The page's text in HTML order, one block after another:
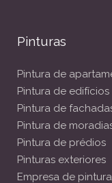
Pinturas
Pintura de
Pintura de edifícios
Pintura de
Pintura de
Pintura de prédios
Pinturas exteriores
Empresa de pintura